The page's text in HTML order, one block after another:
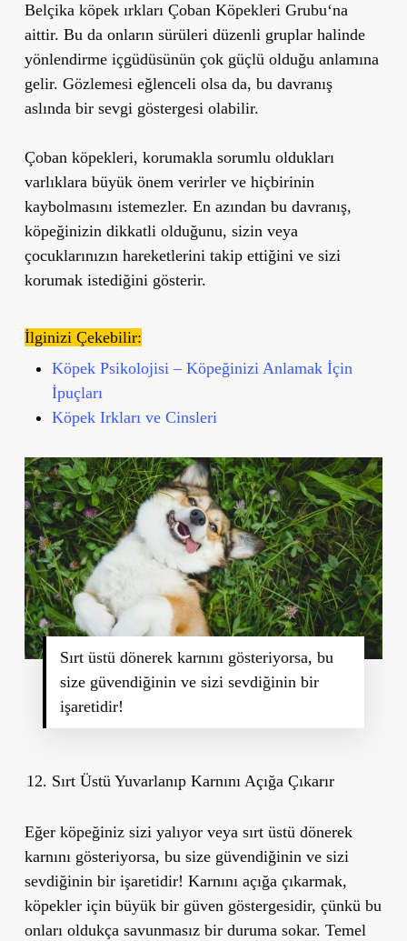
Belçika köpek ırkları Çoban Köpekleri Grubu‘na
aittir. Bu da onların sürüleri düzenli gruplar halinde
yönlendirme içgüdüsünün çok güçlü olduğuanlamına
gelir. Gözlemesi eğlenceli olsa da, bu davranış
aslında bir sevgi göstergesi olabilir.
Çoban köpekleri, korumakla sorumlu oldukları
varlıklara büyük önem verirler ve hiçbirinin
kaybolmasını istemezler. En azından bu davranış,
köpeğinizin dikkatli olduğunu, sizin veya
çocuklarınızın hareketlerini takip ettiğini ve sizi
korumak istediğini gösterir.
İlginizi Çekebilir:
Köpek Psikolojisi – Köpeğinizi Anlamak İçin
İpuçları
Köpek Irkları ve Cinsleri
Sırt üstü dönerek karnını gösteriyorsa, bu
size güvendiğinin ve sizi sevdiğinin bir
işaretidir!
Sırt Üstü Yuvarlanıp Karnını Açığa Çıkarır
Eğer köpeğiniz sizi yalıyor veya sırt üstü dönerek
karnını gösteriyorsa, bu size güvendiğinin ve sizi
sevdiğinin bir işaretidir! Karnını açığa çıkarmak,
köpekler için büyük bir güven göstergesidir, çünkü bu
onları oldukça savunmasız bir duruma sokar. Temel